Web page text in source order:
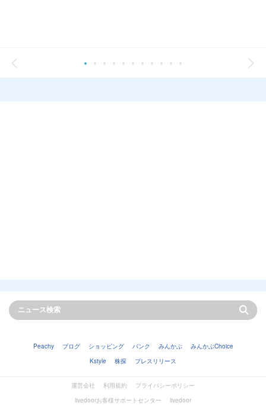
Peachy ブログ ショッピング バンク みんかぶ
みんかぶChoice
Kstyle
株探 プレスリリース
運営会社 利用規約
プライバシーポリシー
livedoorお客様サポートセンター
livedoor